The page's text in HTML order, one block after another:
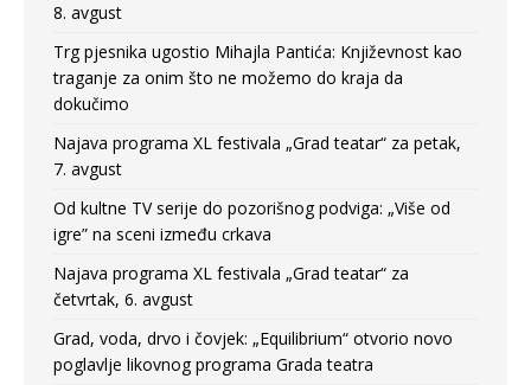
8. avgust
Trg pjesnika ugostio Mihajla Pantića: Književnost kao
traganje za onim što ne možemo do kraja da
dokučimo
Najava programa XL festivala „Grad teatar“ za petak,
7. avgust
Od kultne TV serije do pozorišnog podviga: „Više od
igre” na sceni između crkava
Najava programa XL festivala „Grad teatar“ za
četvrtak, 6. avgust
Grad, voda, drvo i čovjek: „Equilibrium“ otvorio novo
poglavlje likovnog programa Grada teatra